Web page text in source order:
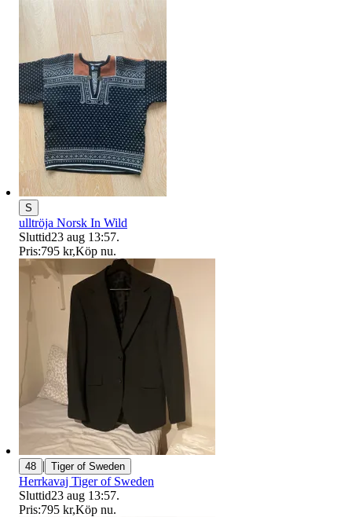
S
ulltröja Norsk In Wild
Sluttid23 aug 13:57.
Pris:795 kr,Köp nu.
48 | Tiger of Sweden
Herrkavaj Tiger of Sweden
Sluttid23 aug 13:57.
Pris:795 kr,Köp nu.